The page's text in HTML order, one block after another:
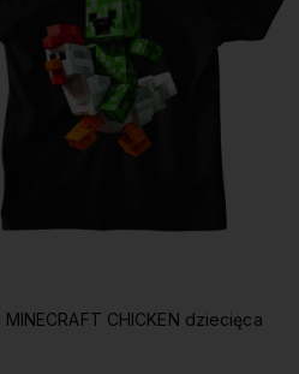
CHICKEN dziecięca